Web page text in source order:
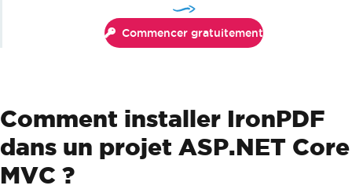
Commencer gratuitement
Comment installer IronPDF
dans un projet ASP.NET Core
MVC ?